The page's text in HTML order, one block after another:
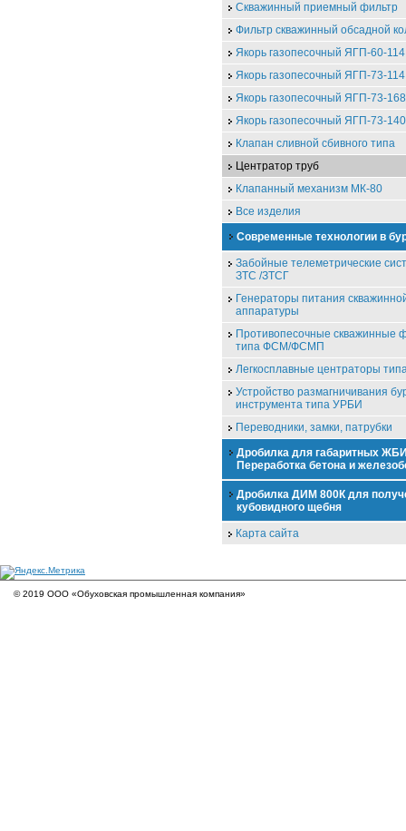
Скважинный приемный фильтр
Фильтр скважинный обсадной
Якорь газопесочный ЯГП-60-
Якорь газопесочный ЯГП-73-114
Якорь газопесочный ЯГП-73-168
Якорь газопесочный ЯГП-73-140
Клапан сливной сбивного типа
Центратор труб
Клапанный механизм МК-80
Все изделия
Современные технологии в
Забойные телеметрические
ЗТС /ЗТСГ
Генераторы питания
аппаратуры
Противопесочные скважинные
типа ФСМ/ФСМП
Легкосплавные центраторы
Устройство размагничивания
инструмента типа УРБИ
Переводники, замки, патрубки
Дробилка для габаритных
Переработка бетона и
Дробилка ДИМ 800К для
кубовидного щебня
Карта сайта
© 2019 ООО «Обуховская промышленная компания»